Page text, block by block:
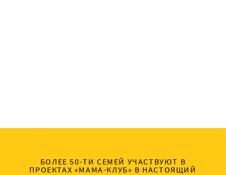
БОЛЕЕ 50-ТИ СЕМЕЙ УЧАСТВУЮТ В
ПРОЕКТАХ «МАМА-КЛУБ» В НАСТОЯЩИЙ